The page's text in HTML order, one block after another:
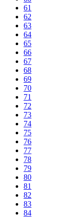
61
62
63
64
65
66
67
68
69
70
71
72
73
74
75
76
77
78
79
80
81
82
83
84